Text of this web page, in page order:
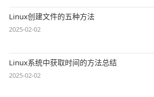
Linux创建文件的五种方法
2025-02-02
Linux系统中获取时间的方法总结
2025-02-02